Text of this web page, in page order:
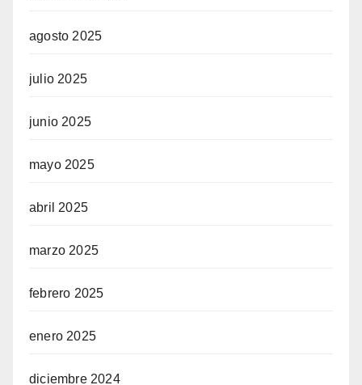
agosto 2025
julio 2025
junio 2025
mayo 2025
abril 2025
marzo 2025
febrero 2025
enero 2025
diciembre 2024